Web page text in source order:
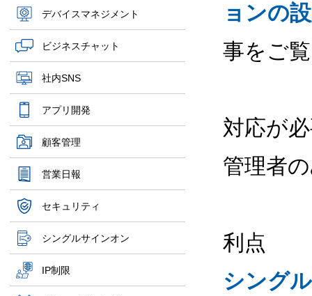
デバイスマネジメント
ビジネスチャット
社内SNS
アプリ開発
顧客管理
営業日報
セキュリティ
シングルサインオン
IP制限
ョンの
事をご
対応が
管理者
利点
シング